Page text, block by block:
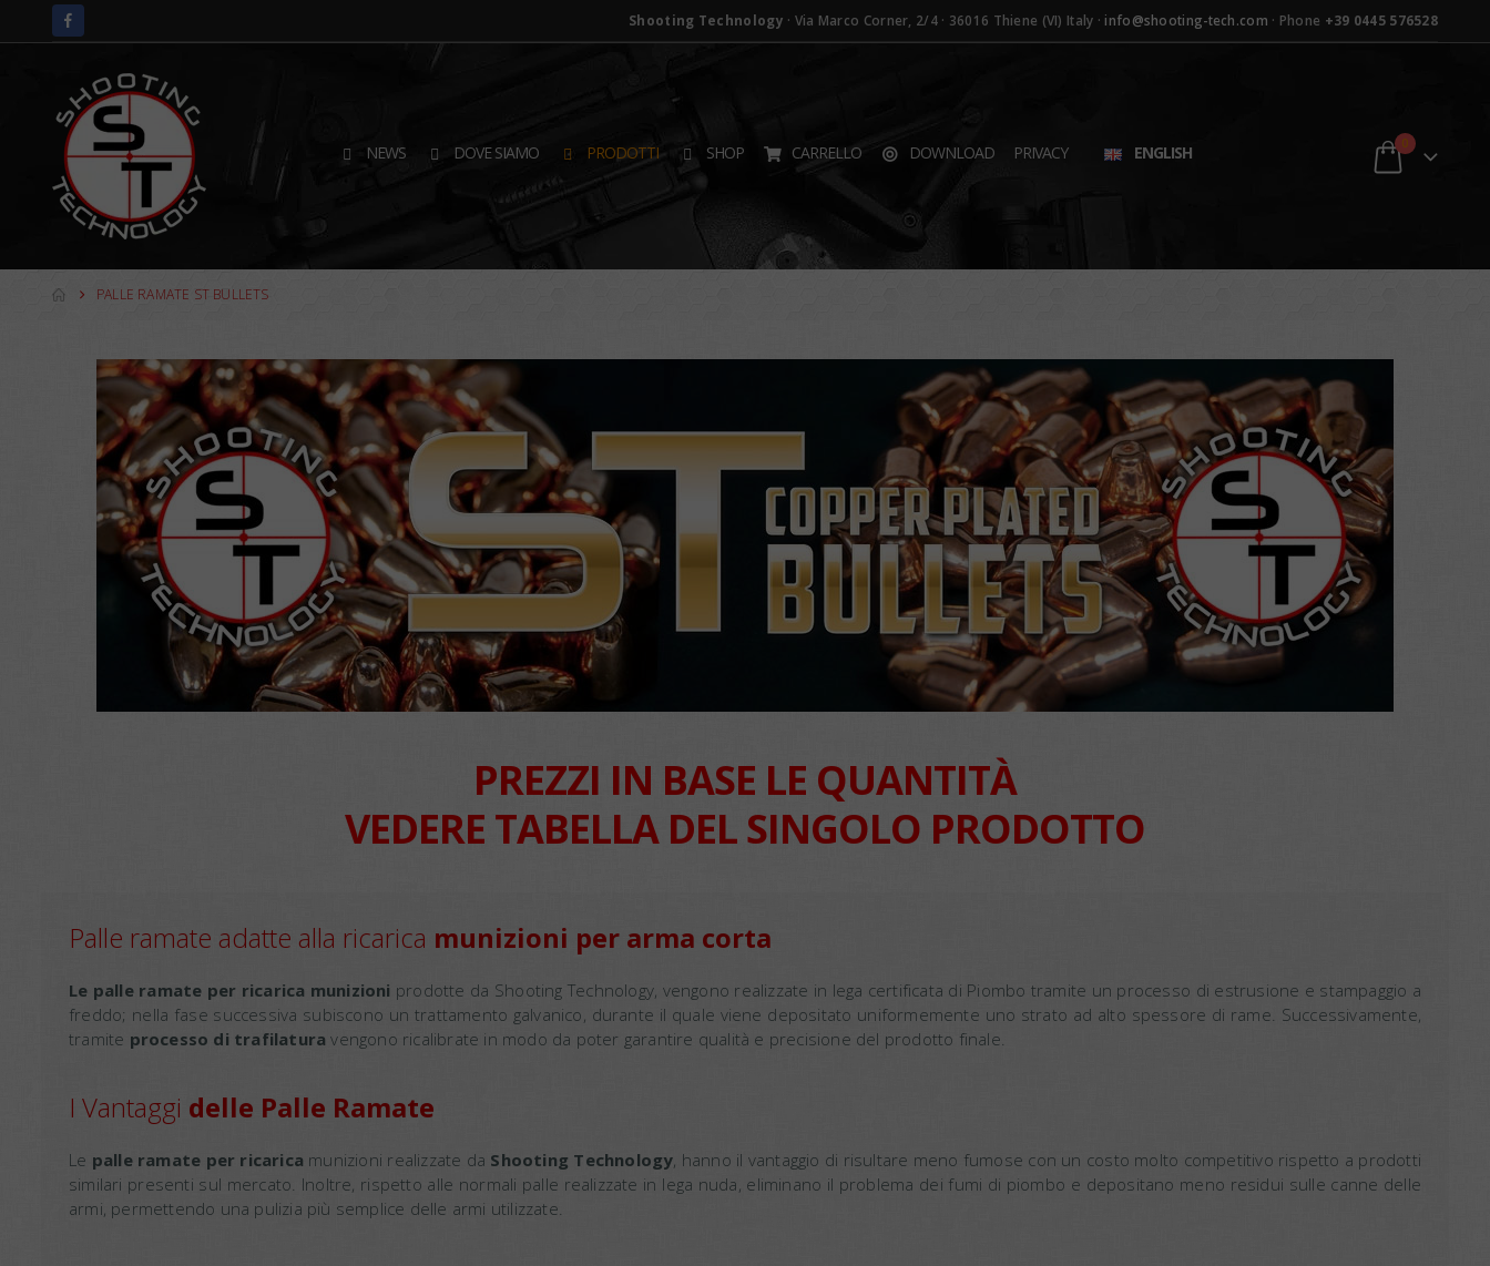
Shooting Technology · Via Marco Corner, 2/4 · 36016 Thiene (VI) Italy · info@shooting-tech.com · Phone +39 0445 576528
NEWS DOVE SIAMO PRODOTTI SHOP CARRELLO DOWNLOAD PRIVACY ENGLISH 0
PALLE RAMATE ST BULLETS
PREZZI IN BASE LE QUANTITÀ
VEDERE TABELLA DEL SINGOLO PRODOTTO
Palle ramate adatte alla ricarica munizioni per arma corta
Le palle ramate per ricarica munizioni prodotte da Shooting Technology, vengono realizzate in lega certificata di Piombo tramite un processo di estrusione e stampaggio a
freddo; nella fase successiva subiscono un trattamento galvanico, durante il quale viene depositato uniformemente uno strato ad alto spessore di rame. Successivamente,
tramite processo di trafilatura vengono ricalibrate in modo da poter garantire qualità e precisione del prodotto finale.
I Vantaggi delle Palle Ramate
Le palle ramate per ricarica munizioni realizzate da Shooting Technology, hanno il vantaggio di risultare meno fumose con un costo molto competitivo rispetto a prodotti
similari presenti sul mercato. Inoltre, rispetto alle normali palle realizzate in lega nuda, eliminano il problema dei fumi di piombo e depositano meno residui sulle canne delle
armi, permettendo una pulizia più semplice delle armi utilizzate.